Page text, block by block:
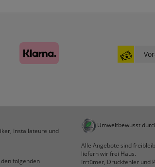
Cookies zeigen uns, wie oft eine Seite über
Newsletter aufgerufen wurde.
FactFinder Tracking
Installateure und
folgenden
Umweltbewusst
Alle Angebote sind
liefern wir frei Haus.
Irrtümer, Druckfehler und